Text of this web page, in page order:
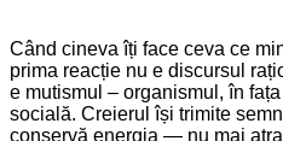
Când cineva îți face ceva ce
prima reacție nu e discursul
e mutismul – organismul, în
socială. Creierul își trimite
conservă energia — nu mai